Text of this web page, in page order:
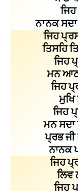
ਨਾਨਕ
ਜਿਹ
ਤਿਸਹਿ
ਜਿਹ
ਮਨ ਆਠ
ਜਿਹ
ਜਿਹ
ਮਨ
ਪ੍ਰਭ
ਨਾਨਕ
ਜਿਹ
ਲਿਵ
ਜਿਹ